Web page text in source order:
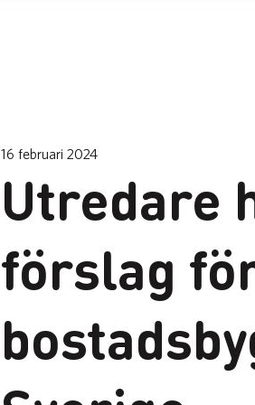
16 februari 2024
Utredare
förslag